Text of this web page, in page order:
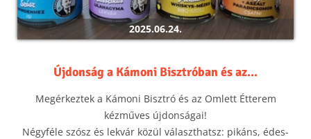
2025.06.24.
Újdonság a Kámoni Bisztróban és az...
Megérkeztek a Kámoni Bisztró és az Omlett Étterem
kézműves újdonságai!
Négyféle szósz és lekvár közül választhatsz: pikáns, édes-